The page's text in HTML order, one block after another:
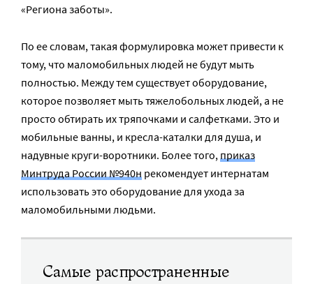
«Региона заботы».
По ее словам, такая формулировка может привести к
тому, что маломобильных людей не будут мыть
полностью. Между тем существует оборудование,
которое позволяет мыть тяжелобольных людей, а не
просто обтирать их тряпочками и салфетками. Это и
мобильные ванны, и кресла-каталки для душа, и
надувные круги-воротники. Более того,приказ
Минтруда России №940н рекомендует интернатам
использовать это оборудование для ухода за
маломобильными людьми.
Самые распространенные